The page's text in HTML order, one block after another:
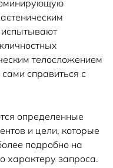
телосложением
справиться с
определенные
и цели, которые
подробно на
характеру запроса.